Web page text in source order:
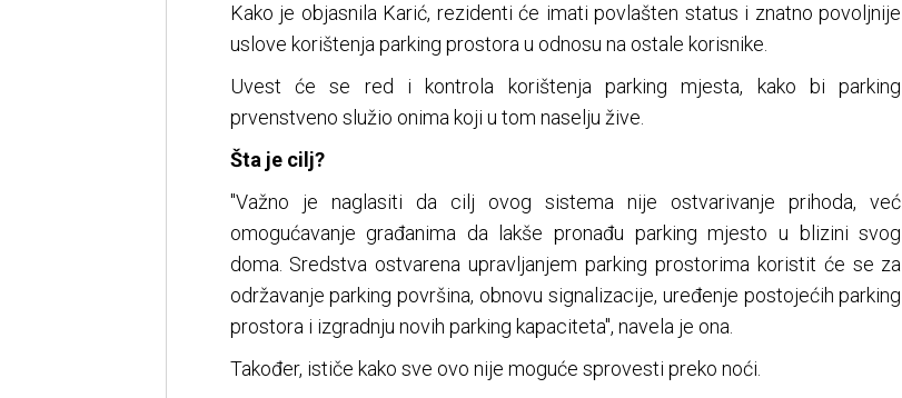
Kako je objasnila Karić, rezidenti će imati povlašten status i znatno povoljnije
uslove korištenja parking prostora u odnosu na ostale korisnike.
Uvest će se red i kontrola korištenja parking mjesta, kako bi parking
prvenstveno služio onima koji u tom naselju žive.
Šta je cilj?
"Važno je naglasiti da cilj ovog sistema nije ostvarivanje prihoda, već
omogućavanje građanima da lakše pronađu parking mjesto u blizini svog
doma. Sredstva ostvarena upravljanjem parking prostorima koristit će se za
održavanje parking površina, obnovu signalizacije, uređenje postojećih parking
prostora i izgradnju novih parking kapaciteta", navela je ona.
Također, ističe kako sve ovo nije moguće sprovesti preko noći.